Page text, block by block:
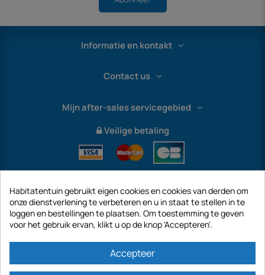
Informatie en kontakt
Contact us
Mijn after-sales servicegebied
Veilige betaling
International
Habitatentuin gebruikt eigen cookies en cookies van derden om
onze dienstverlening te verbeteren en u in staat te stellen in te
loggen en bestellingen te plaatsen. Om toestemming te geven
voor het gebruik ervan, klikt u op de knop 'Accepteren'.
Accepteer